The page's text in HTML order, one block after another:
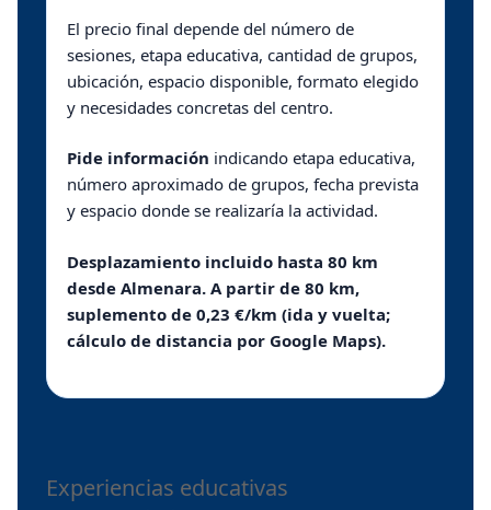
El precio final depende del número de
sesiones, etapa educativa, cantidad de grupos,
ubicación, espacio disponible, formato elegido
y necesidades concretas del centro.
Pide información indicando etapa educativa,
número aproximado de grupos, fecha prevista
y espacio donde se realizaría la actividad.
Desplazamiento incluido hasta 80 km
desde Almenara. A partir de 80 km,
suplemento de 0,23 €/km (ida y vuelta;
cálculo de distancia por Google Maps).
Experiencias educativas